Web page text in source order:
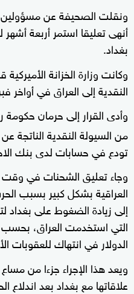
ونقلت الصحيفة عن مسؤولين
أنهى تعليقا استمر أربعة أشهر
بغداد.
وكانت وزارة الخزانة
النقدية إلى العراق في أواخر
وأدى القرار إلى حرمان حكومة
من السيولة النقدية الناتجة
تودع في حسابات لدى بنك
وجاء تعليق الشحنات في
العراقية بشكل كبير بسبب
إلى زيادة الضغوط على بغداد
التي استخدمت العراق،
الدولار في انتهاك للعقوبات
ويعد هذا الإجراء جزءا من مساع
علاقاتها مع بغداد بعد اندلاع